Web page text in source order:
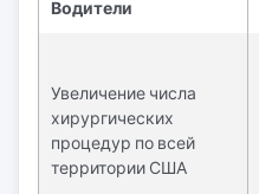
Водители
Увеличение числа
хирургических
процедур по всей
территории США